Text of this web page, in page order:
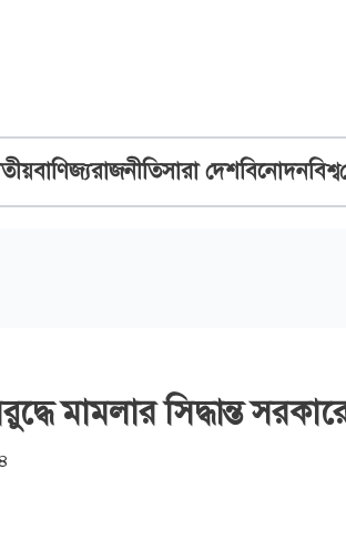
বাণিজ্যরাজনীতিসারা দেশবিনোদনবিশ্ব
মামলার সিদ্ধান্ত